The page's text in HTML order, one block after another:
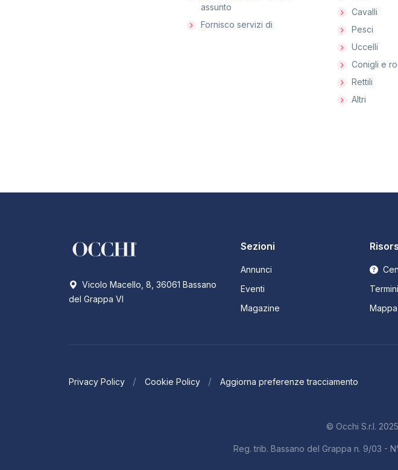
assunto
Fornisco servizi di
Cavalli
Pesci
Uccelli
Conigli e
Rettili
Altri
Vicolo Macello, 8, 36061 Bassano
del Grappa VI
Sezioni
Annunci
Eventi
Magazine
Privacy Policy Cookie Policy Aggiorna preferenze tracciamento
© Occhi S.r.l.
Reg. trib. Bassano del Grappa n. 9/03 -